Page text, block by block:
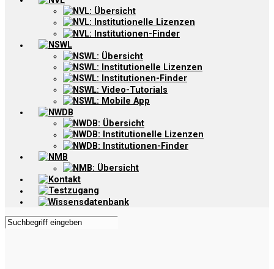
NVL: Übersicht
NVL: Institutionelle Lizenzen
NVL: Institutionen-Finder
NSWL
NSWL: Übersicht
NSWL: Institutionelle Lizenzen
NSWL: Institutionen-Finder
NSWL: Video-Tutorials
NSWL: Mobile App
NWDB
NWDB: Übersicht
NWDB: Institutionelle Lizenzen
NWDB: Institutionen-Finder
NMB
NMB: Übersicht
Kontakt
Testzugang
Wissensdatenbank